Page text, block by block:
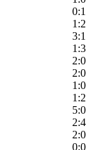
0:1
1:2
3:1
1:3
2:0
2:0
1:0
1:2
5:0
2:4
2:0
0:0